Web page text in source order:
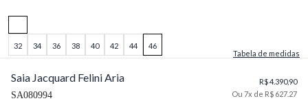
32 34 36 38 40 42 44
46
Tabela de medidas
Saia Jacquard Felini Aria
SA080994
R$ 4.390,90
Ou 7x de R$ 627.27